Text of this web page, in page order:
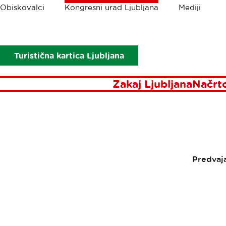
Obiskovalci Kongresni urad Ljubljana Mediji
Turistična kartica Ljubljana
Zakaj Ljubljana
Drobtinice
Announcing: The Hearth